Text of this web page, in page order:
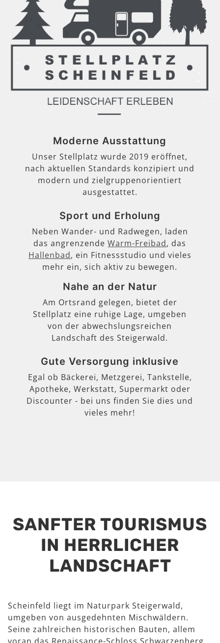
Moderne Ausstattung
Unser Stellplatz wurde 2019 eröffnet,
nach aktuellen Standards konzipiert und
modern und zielgruppenorientiert
ausgestattet.
Sport und Erholung
Neben Wander- und Radwegen, laden
das angrenzendeWarm-Freibad, das
Hallenbad, ein Fitnessstudio und vieles
mehr ein, sich aktiv zu bewegen.
Nahe an der Natur
Am Ortsrand gelegen, bietet der
Stellplatz eine ruhige Lage, umgeben
von der abwechslungsreichen
Landschaft des Steigerwald.
Gute Versorgung inklusive
Egal ob Bäckerei, Metzgerei, Tankstelle,
Apotheke, Werkstatt, Supermarkt oder
Discounter - bei uns finden Sie dies und
vieles mehr!
SANFTER TOURISMUS
IN HERRLICHER
LANDSCHAFT
Scheinfeld liegt im Naturpark Steigerwald,
umgeben von ausgedehnten Mischwäldern.
Seine zahlreichen historischen Bauten, allem